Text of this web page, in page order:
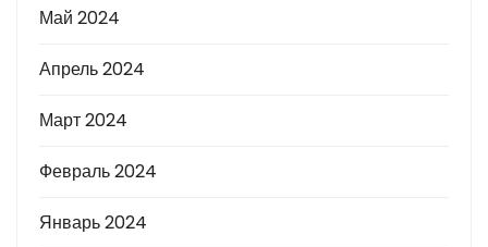
Май 2024
Апрель 2024
Март 2024
Февраль 2024
Январь 2024